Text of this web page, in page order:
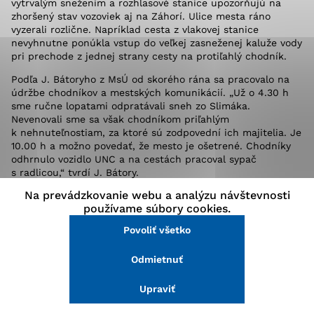
vytrvalým snežením a rozhlasové stanice upozorňujú na
zhoršený stav vozoviek aj na Záhorí. Ulice mesta ráno
vyzerali rozlične. Napríklad cesta z vlakovej stanice
nevyhnutne ponúkla vstup do veľkej zasneženej kaluže vody
pri prechode z jednej strany cesty na protiľahlý chodník.
Podľa J. Bátoryho z MsÚ od skorého rána sa pracovalo na
údržbe chodníkov a mestských komunikácií. „Už o 4.30 h
sme ručne lopatami odpratávali sneh zo Slimáka.
Nevenovali sme sa však chodníkom priľahlým
k nehnuteľnostiam, za ktoré sú zodpovední ich majitelia. Je
10.00 h a možno povedať, že mesto je ošetrené. Chodníky
odhrnulo vozidlo UNC a na cestách pracoval sypač
s radlicou,“ tvrdí J. Bátory.
Na pracovnom výjazde sme však taký dojem nezískali.
Možno strojové ani ľudské kapacity na údržbu mesta
s radlicou (s bratislavskou značkou) sme stretli len na
Mestské stroje ani ľudia sa v čase medzi 8.30 a 9.30 h na
Na prevádzkovanie webu a analýzu návštevnosti
používame súbory cookies.
Povoliť všetko
Odmietnuť
Upraviť
stránke a prístup k zabezpečeným oblastiam webovej
stránky. Bez týchto súborov cookie nemôže web
správne fungovať.
Analytické cookies
Analytické cookies pomáhajú prevádzkovateľovi stránok
pochopiť, ako návštevníci stránok stránku používajú,
aby mohol stránky optimalizovať a ponúknuť im lepšiu
skúsenosť. Všetky dáta sa zbierajú anonymne a nie je
možné ich spojiť s konkrétnou osobou.
Povoliť všetko
Uložiť nastavenia
Viac informácií